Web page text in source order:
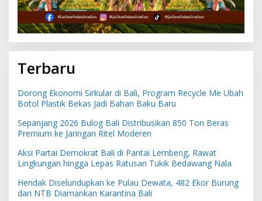
Terbaru
Dorong Ekonomi Sirkular di Bali, Program Recycle Me Ubah
Botol Plastik Bekas Jadi Bahan Baku Baru
Sepanjang 2026 Bulog Bali Distribusikan 850 Ton Beras
Premium ke Jaringan Ritel Moderen
Aksi Partai Demokrat Bali di Pantai Lembeng, Rawat
Lingkungan hingga Lepas Ratusan Tukik Bedawang Nala
Hendak Diselundupkan ke Pulau Dewata, 482 Ekor Burung
dari NTB Diamankan Karantina Bali